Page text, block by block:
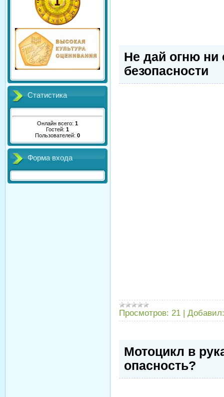
Статистика
Онлайн всего: 1
Гостей: 1
Пользователей: 0
Форма входа
Не дай огню ни
безопасности
Просмотров: 21 | Добавил:
Мотоцикл в
опасность?